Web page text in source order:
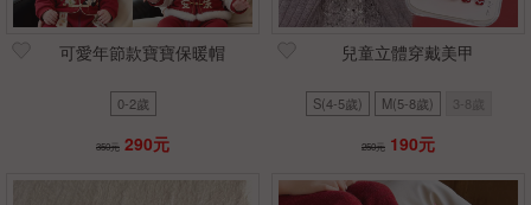
可愛年節款寶寶保暖帽
0-2歲
350元 290元
兒童立體穿戴美甲
S(4-5歲) M(5-8歲) 3-8歲
250元 190元